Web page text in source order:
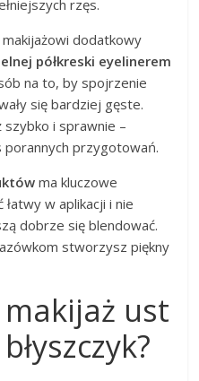
rzęs.
makijażowi dodatkowy
półkreski eyelinerem
na to, by spojrzenie
się bardziej gęste.
szybko i sprawnie –
przygotowań.
ma kluczowe
w aplikacji i nie
dobrze się blendować.
stworzysz piękny
makijaż ust